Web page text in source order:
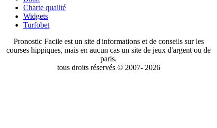
Charte qualité
Widgets
Turfobet
Pronostic Facile est un site d'informations et de conseils sur les
courses hippiques, mais en aucun cas un site de jeux d'argent ou de
paris.
tous droits réservés © 2007- 2026